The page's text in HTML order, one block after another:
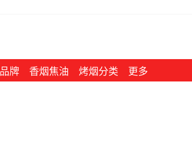
牌 香烟焦油 烤烟分类 更多